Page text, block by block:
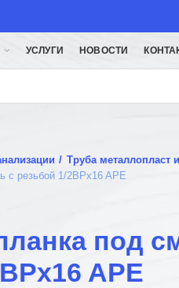
УСЛУГИ НОВОСТИ
Труба металлопласт
с резьбой 1/2ВРx16 APE
под
APE